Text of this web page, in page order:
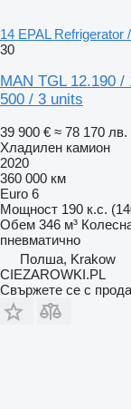
14 EPAL Refrigerator
30
MAN TGL 12.190
500 / 3 units
39 900 € ≈ 78 170 лв.
Хладилен камион
2020
360 000 км
Euro 6
Мощност 190 к.с.
Обем 346 м³
пневматично
Полша, Krakow
CIEZAROWKI.PL
Свържете се с